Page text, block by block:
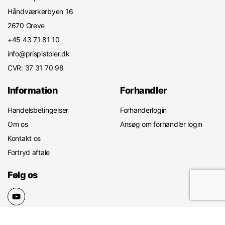
Håndværkerbyen 16
2670 Greve
+45 43 71 81 10
info@prispistoler.dk
CVR: 37 31 70 98
Information
Handelsbetingelser
Om os
Kontakt os
Fortryd aftale
Forhandler
Forhanderlogin
Ansøg om forhandler login
Følg os